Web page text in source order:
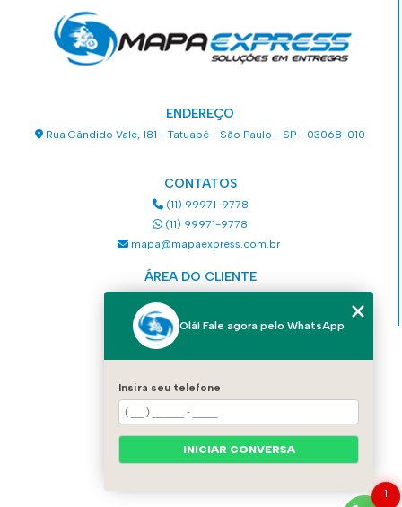
ENDEREÇO
Rua Cândido Vale, 181 - Tatuapé - São Paulo - SP - 03068-010
CONTATOS
(11) 99971-9778
(11) 99971-9778
mapa@mapaexpress.com.br
ÁREA DO CLIENTE
QUEM SOMOS
CONTATO
1
Olá! Fale agora pelo WhatsApp
Insira seu telefone
INICIAR CONVERSA